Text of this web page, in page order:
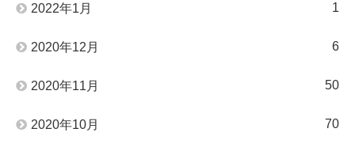
2022年1月 1
2020年12月 6
2020年11月 50
2020年10月 70